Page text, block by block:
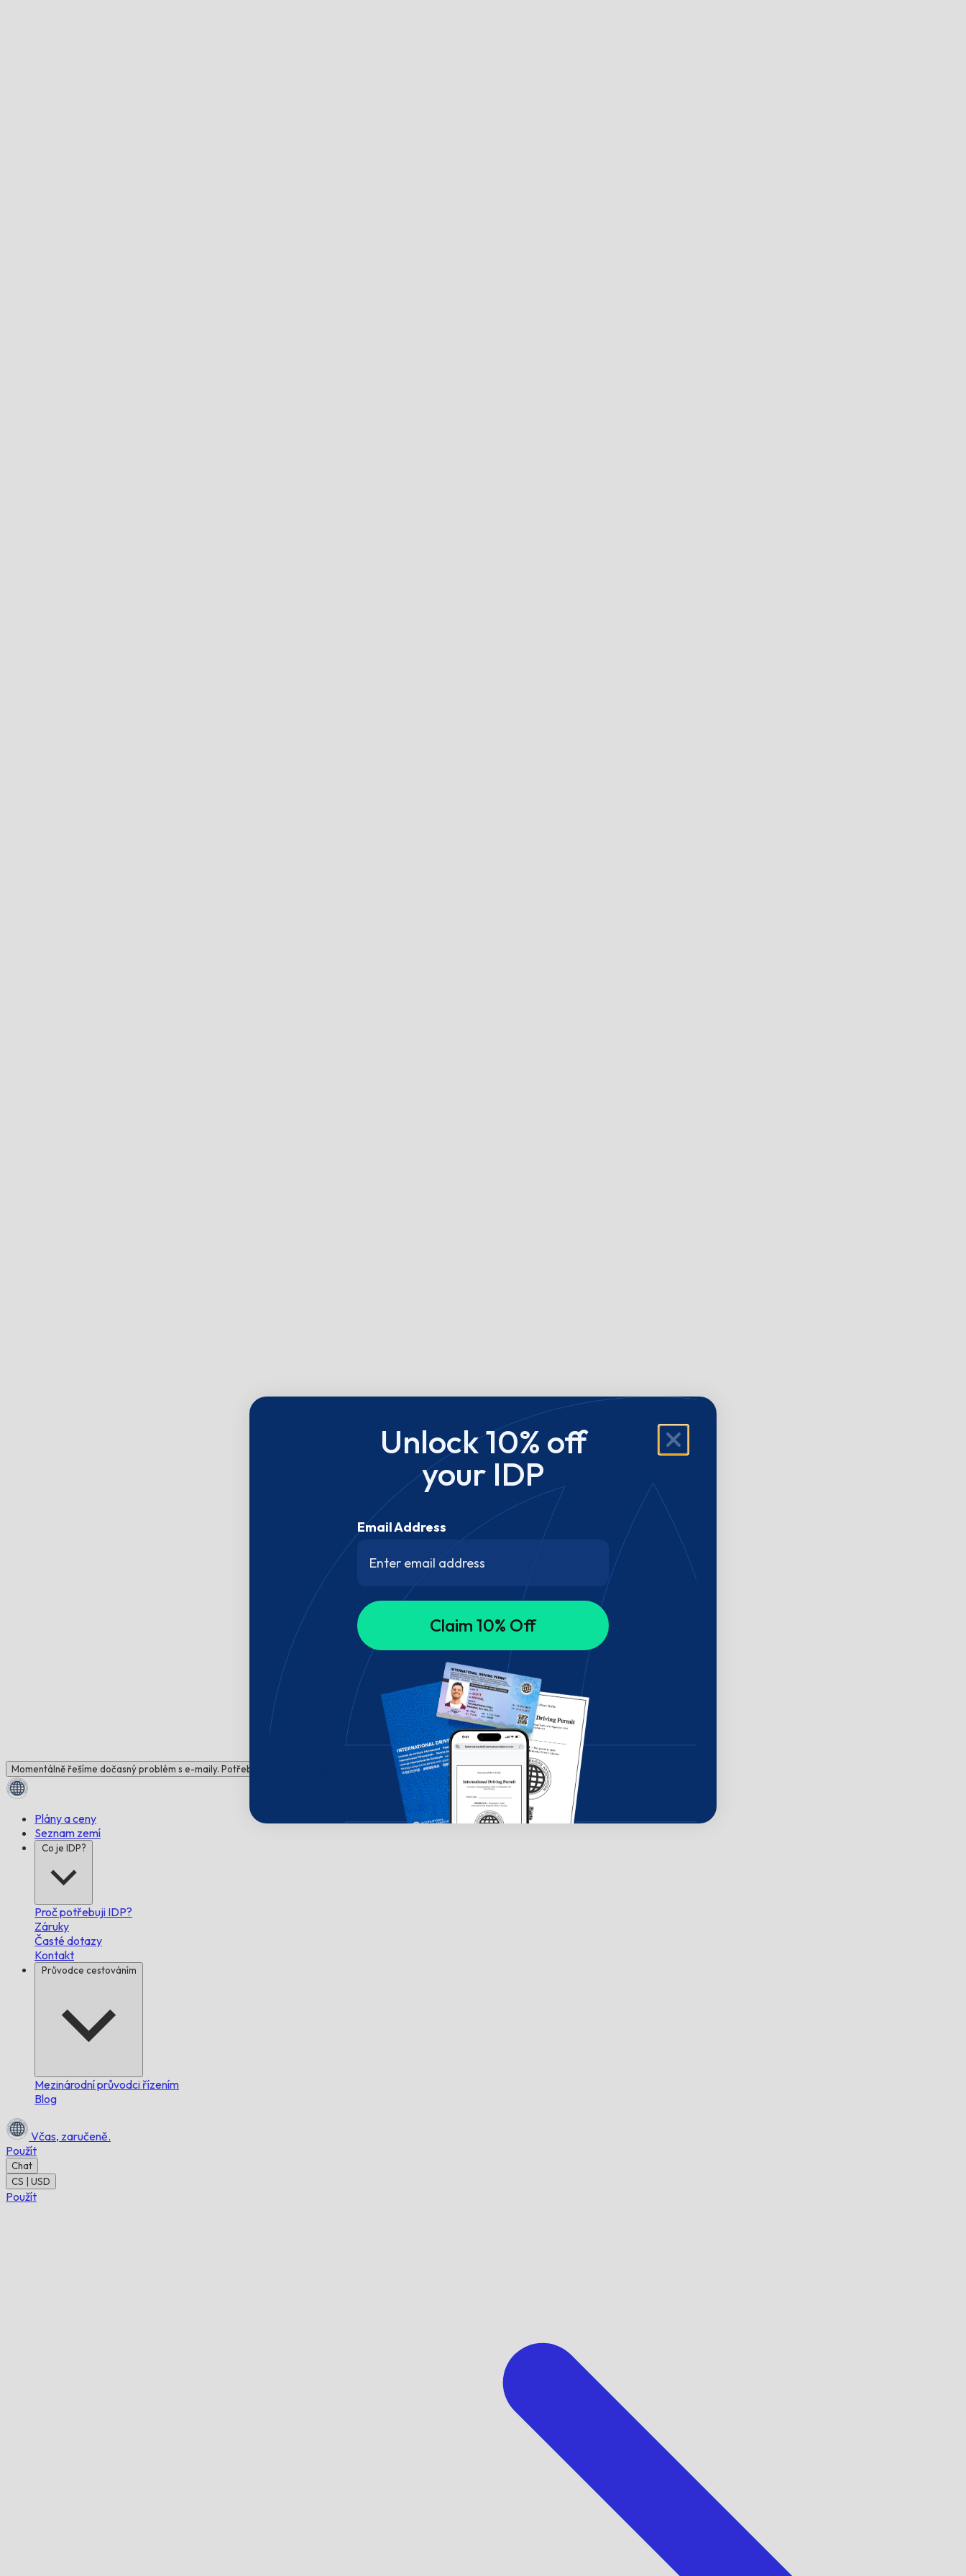
Momentálně řešíme dočasný problém s e-maily. Potřebujete pomoc? Napište nám!
Plány a ceny
Seznam zemí
Co je IDP?
Proč potřebuji IDP?
Záruky
Časté dotazy
Kontakt
Průvodce cestováním
Mezinárodní průvodci řízením
Blog
Včas, zaručeně.
Použít
Chat
CS | USD
Použít
Unlock 10% off
your IDP
Email Address
Claim 10% Off